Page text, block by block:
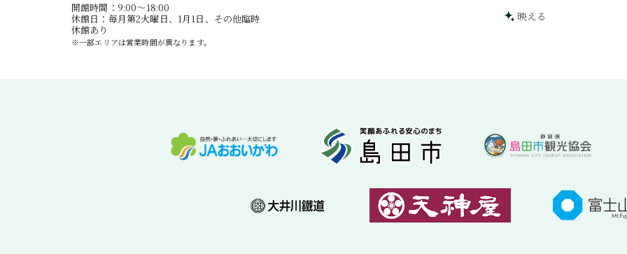
開館時間：9:00〜18:00
休館日：毎月第2火曜日、1月1日、その他臨時
休館あり
※一部エリアは営業時間が異なります。
映える